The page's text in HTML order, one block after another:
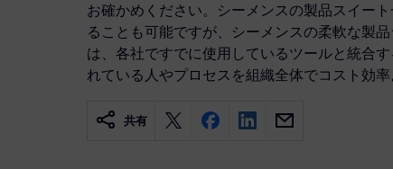
お確かめください。シーメンスの製品スイー
ることも可能ですが、シーメンスの柔軟な製
は、各社ですでに使用しているツールと統合
れている人やプロセスを組織全体でコスト効率
共有